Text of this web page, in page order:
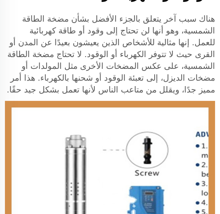
هناك سبب آخر يتعلق بالجزء الأفضل بشأن مضخة الطاقة
الشمسية، وهو أنها لن تحتاج إلى وقود أو طاقة كهربائية
للعمل. إنها مثالية للأشخاص الذين يعيشون بعيدًا عن المدن أو
القرى حيث لا تتوفر الكهرباء أو الوقود. لا تحتاج مضخة الطاقة
الشمسية، على عكس المضخات الأخرى مثل المولدات أو
مضخات الديزل، إلى تعبئة الوقود أو شحنها بالكهرباء. هذا أمر
مميز جدًا، ويقلل من متاعب الناس لأنها تعمل بشكل جيد حقًا.